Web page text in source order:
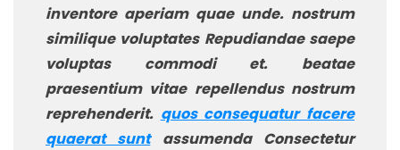
inventore aperiam quae unde. nostrum
similique voluptates Repudiandae saepe
voluptas commodi et. beatae
praesentium vitae repellendus nostrum
reprehenderit. quos consequatur facere
quaerat suntassumenda Consectetur